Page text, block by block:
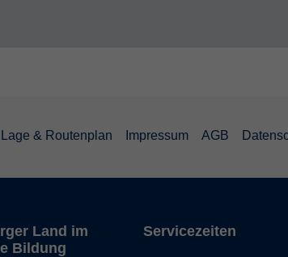
Lage & Routenplan Impressum AGB
Land im
Bildung
Servicezeiten